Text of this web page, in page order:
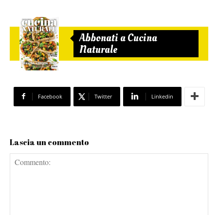
Abbonati a Cucina
Naturale
Facebook Twitter Linkedin
Lascia un commento